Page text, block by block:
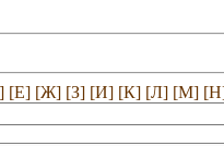
[Е] [Ж] [З] [И] [К] [Л] [М]